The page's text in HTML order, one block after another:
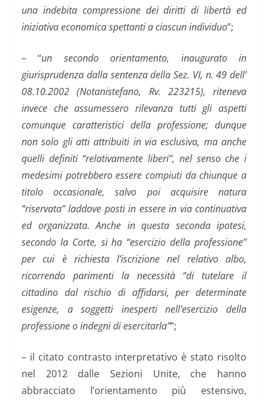
una indebita compressione dei diritti di libertà ed
iniziativa economica spettanti a ciascun individuo”;
– “un secondo orientamento, inaugurato in
giurisprudenza dalla sentenza della Sez. VI, n. 49 dell’
08.10.2002 (Notanistefano, Rv. 223215), riteneva
invece che assumessero rilevanza tutti gli aspetti
comunque caratteristici della professione; dunque
non solo gli atti attribuiti in via esclusiva, ma anche
quelli definiti “relativamente liberi”, nel senso che i
medesimi potrebbero essere compiuti da chiunque a
titolo occasionale, salvo poi acquisire natura
“riservata” laddove posti in essere in via continuativa
ed organizzata. Anche in questa seconda ipotesi,
secondo la Corte, si ha “esercizio della professione”
per cui è richiesta l’iscrizione nel relativo albo,
ricorrendo parimenti la necessità “di tutelare il
cittadino dal rischio di affidarsi, per determinate
esigenze, a soggetti inesperti nell’esercizio della
professione o indegni di esercitarla””;
– il citato contrasto interpretativo è stato risolto
nel 2012 dalle Sezioni Unite, che hanno
abbracciato l’orientamento più estensivo,